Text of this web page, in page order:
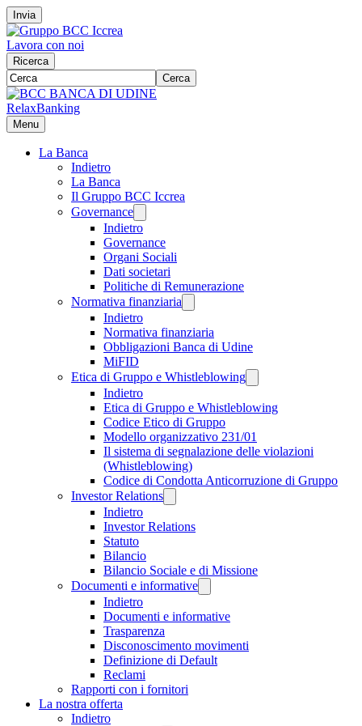
Invia
Lavora con noi
Ricerca
Cerca
RelaxBanking
Menu
La Banca
Indietro
La Banca
Il Gruppo BCC Iccrea
Governance
Indietro
Governance
Organi Sociali
Dati societari
Politiche di Remunerazione
Normativa finanziaria
Indietro
Normativa finanziaria
Obbligazioni Banca di Udine
MiFID
Etica di Gruppo e Whistleblowing
Indietro
Etica di Gruppo e Whistleblowing
Codice Etico di Gruppo
Modello organizzativo 231/01
Il sistema di segnalazione delle violazioni
(Whistleblowing)
Codice di Condotta Anticorruzione di Gruppo
Investor Relations
Indietro
Investor Relations
Statuto
Bilancio
Bilancio Sociale e di Missione
Documenti e informative
Indietro
Documenti e informative
Trasparenza
Disconoscimento movimenti
Definizione di Default
Reclami
Rapporti con i fornitori
La nostra offerta
Indietro